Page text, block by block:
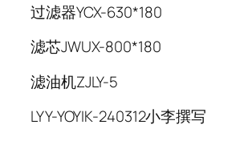
过滤器YCX-630*180
滤芯JWUX-800*180
滤油机ZJLY-5
LYY-YOYIK-240312小李撰写